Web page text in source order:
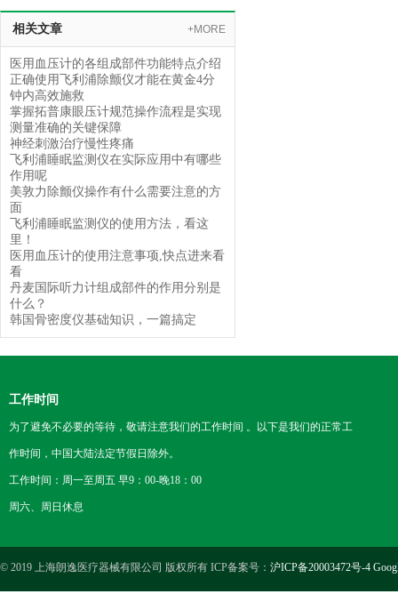
相关文章 +MORE
医用血压计的各组成部件功能特点介绍
正确使用飞利浦除颤仪才能在黄金4分
钟内高效施救
掌握拓普康眼压计规范操作流程是实现
测量准确的关键保障
神经刺激治疗慢性疼痛
飞利浦睡眠监测仪在实际应用中有哪些
作用呢
美敦力除颤仪操作有什么需要注意的方
面
飞利浦睡眠监测仪的使用方法，看这
里！
医用血压计的使用注意事项,快点进来看
看
丹麦国际听力计组成部件的作用分别是
什么？
韩国骨密度仪基础知识，一篇搞定
工作时间
为了避免不必要的等待，敬请注意我们的工作时间 。以下是我们的正常工
作时间，中国大陆法定节假日除外。
工作时间：周一至周五 早9：00-晚18：00
周六、周日休息
© 2019 上海朗逸医疗器械有限公司 版权所有 ICP备案号： 沪ICP备20003472号-4